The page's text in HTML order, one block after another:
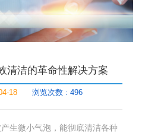
清洁的革命性解决方案
18 浏览次数 : 496
生微小气泡，能彻底清洁各种